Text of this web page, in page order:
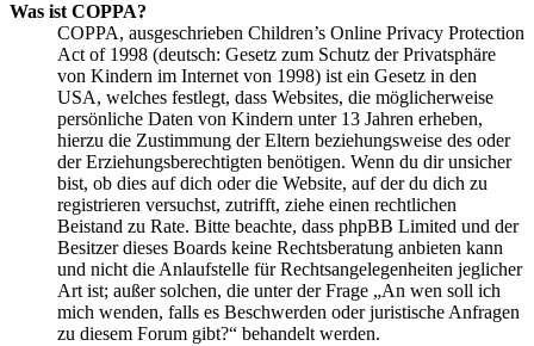
Was ist COPPA?
COPPA, ausgeschrieben Children’s Online Privacy Protection
Act of 1998 (deutsch: Gesetz zum Schutz der Privatsphäre
von Kindern im Internet von 1998) ist ein Gesetz in den
USA, welches festlegt, dass Websites, die möglicherweise
persönliche Daten von Kindern unter 13 Jahren erheben,
hierzu die Zustimmung der Eltern beziehungsweise des oder
der Erziehungsberechtigten benötigen. Wenn du dir unsicher
bist, ob dies auf dich oder die Website, auf der du dich zu
registrieren versuchst, zutrifft, ziehe einen rechtlichen
Beistand zu Rate. Bitte beachte, dass phpBB Limited und der
Besitzer dieses Boards keine Rechtsberatung anbieten kann
und nicht die Anlaufstelle für Rechtsangelegenheiten jeglicher
Art ist; außer solchen, die unter der Frage „An wen soll ich
mich wenden, falls es Beschwerden oder juristische Anfragen
zu diesem Forum gibt?“ behandelt werden.